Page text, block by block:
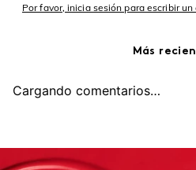
Por favor, inicia sesión para escribir un
Más
Cargando comentarios…